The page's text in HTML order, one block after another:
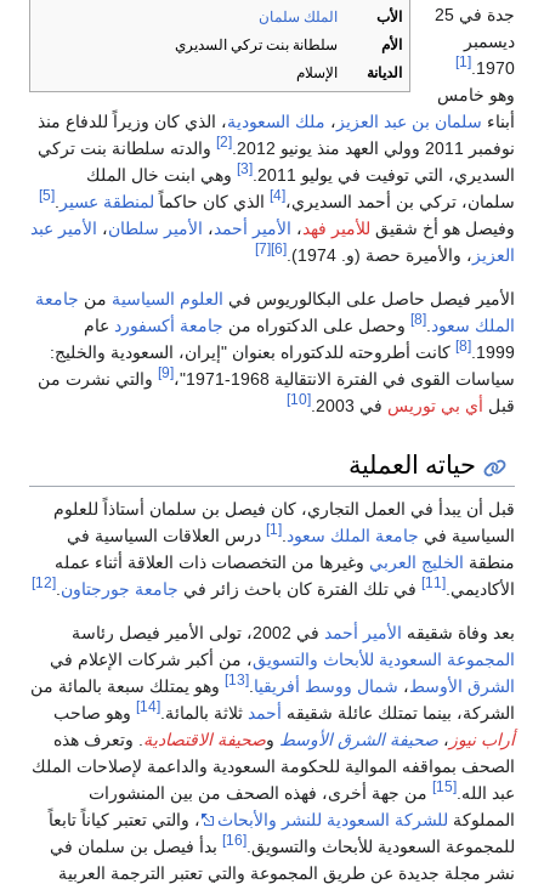
الأب
الملك سلمان
الأم
سلطانة بنت تركي السديري
الديانة
الإسلام
بن عبد العزيز ،ملك السعودية، الذي كان وزيراً للدفاع منذ
والدته سلطانة بنت تركي
توفيت في يوليو 2011.
وهي ابنت خال الملك
بن أحمد السديري،
الذي كان حاكماًلمنطقة عسير .
أخ شقيق للأمير فهد،الأمير أحمد، الأمير سلطان ،الأمير عبد
حصة (و. 1974).
حاصل على البكالوريوس فيالعلوم السياسيةمنجامعة
وحصل على الدكتوراه من جامعة أكسفوردعام
أطروحته للدكتوراه بعنوان "إيران، السعودية والخليج:
في الفترة الانتقالية 1968-1971"،
[9]
والتي نشرت من
توريسفي 2003.
العملية
في العمل التجاري، كان فيصل بن سلمان أستاذاً للعلوم
فيجامعة الملك سعود.
درس العلاقات السياسية في
العربي وغيرها من التخصصات ذات العلاقة أثناء عمله
في تلك الفترة كان باحث زائر فيجامعة جورجتاون.
شقيقه الأمير أحمدفي 2002، تولى الأمير فيصل رئاسة
للأبحاث والتسويق، من أكبر شركات الإعلام في
،شمال ووسط أفريقيا.
وهو يمتلك سبعة بالمائة من
تمتلك عائلة شقيقه أحمدثلاثة بالمائة.
وهو صاحب
صحيفة الشرق الأوسطوصحيفة الاقتصادية. وتعرف هذه
الموالية للحكومة السعودية والداعمة لإصلاحات الملك
من جهة أخرى، فهذه الصحف من بين المنشورات
للشركة السعودية للنشر والأبحاث
، والتي تعتبر كياناً تابعاً
السعودية للأبحاث والتسويق.[16]
بدأ فيصل بن سلمان في
عن طريق المجموعة والتي تعتبر الترجمة العربية